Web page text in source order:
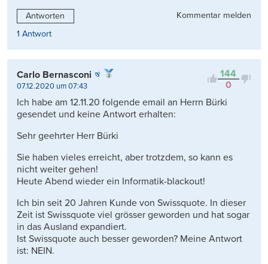
Antworten
Kommentar melden
1 Antwort
144
0
Carlo Bernasconi
07.12.2020 um 07:43
Ich habe am 12.11.20 folgende email an Herrn Bürki
gesendet und keine Antwort erhalten:
Sehr geehrter Herr Bürki
Sie haben vieles erreicht, aber trotzdem, so kann es
nicht weiter gehen!
Heute Abend wieder ein Informatik-blackout!
Ich bin seit 20 Jahren Kunde von Swissquote. In dieser
Zeit ist Swissquote viel grösser geworden und hat sogar
in das Ausland expandiert.
Ist Swissquote auch besser geworden? Meine Antwort
ist: NEIN.